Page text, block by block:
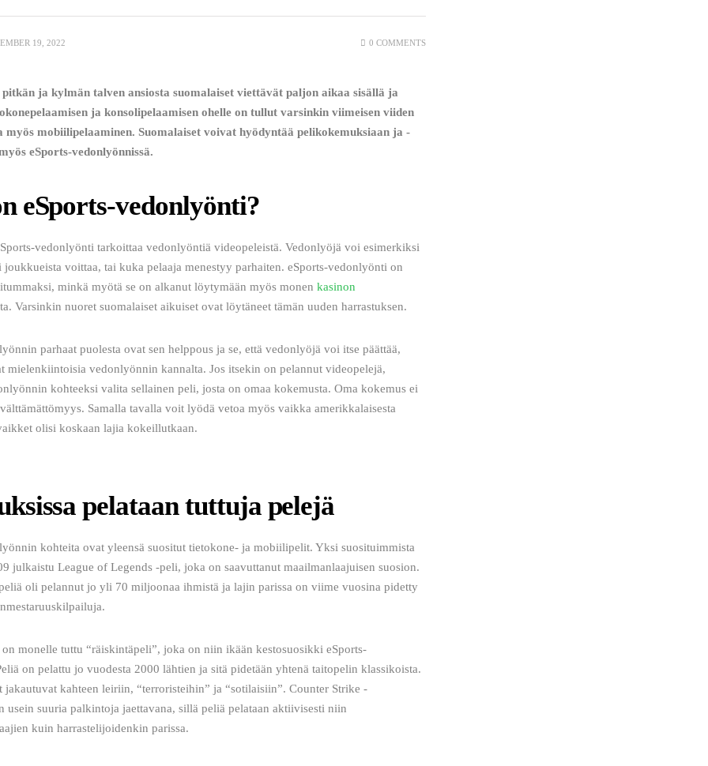
19, 2022 0 COMMENTS
pitkän ja kylmän talven ansiosta suomalaiset viettävät paljon aikaa sisällä ja
ja konsolipelaamisen ohelle on tullut varsinkin viimeisen viiden
myös mobiilipelaaminen. Suomalaiset voivat hyödyntää pelikokemuksiaan ja -
eSports-vedonlyönnissä.
eSports-vedonlyönti?
vedonlyönti tarkoittaa vedonlyöntiä videopeleistä. Vedonlyöjä voi esimerkiksi
voittaa, tai kuka pelaaja menestyy parhaiten. eSports-vedonlyönti on
minkä myötä se on alkanut löytymään myös monen kasinon
Varsinkin nuoret suomalaiset aikuiset ovat löytäneet tämän uuden harrastuksen.
parhaat puolesta ovat sen helppous ja se, että vedonlyöjä voi itse päättää,
mielenkiintoisia vedonlyönnin kannalta. Jos itsekin on pelannut videopelejä,
kohteeksi valita sellainen peli, josta on omaa kokemusta. Oma kokemus ei
Samalla tavalla voit lyödä vetoa myös vaikka amerikkalaisesta
olisi koskaan lajia kokeillutkaan.
pelataan tuttuja pelejä
kohteita ovat yleensä suositut tietokone- ja mobiilipelit. Yksi suosituimmista
julkaistu League of Legends -peli, joka on saavuttanut maailmanlaajuisen suosion.
oli pelannut jo yli 70 miljoonaa ihmistä ja lajin parissa on viime vuosina pidetty
monelle tuttu “räiskintäpeli”, joka on niin ikään kestosuosikki eSports-
on pelattu jo vuodesta 2000 lähtien ja sitä pidetään yhtenä taitopelin klassikoista.
jakautuvat kahteen leiriin, “terroristeihin” ja “sotilaisiin”. Counter Strike -
usein suuria palkintoja jaettavana, sillä peliä pelataan aktiivisesti niin
kuin harrastelijoidenkin parissa.